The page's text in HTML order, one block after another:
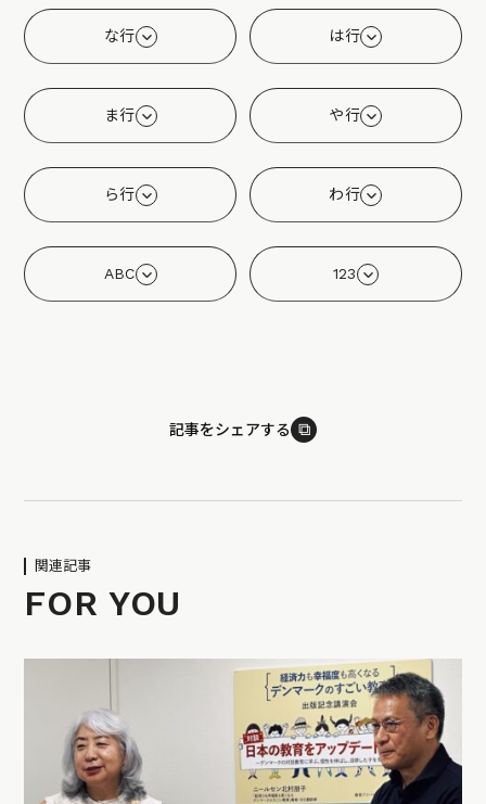
な行 は行
ま行 や行
ら行 わ行
ABC 123
記事をシェアする ⧉
関連記事
FOR YOU